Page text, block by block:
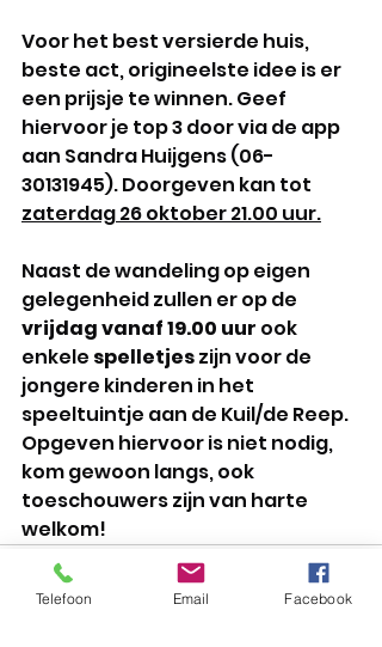
Voor het best versierde huis,
beste act, origineelste idee is er
een prijsje te winnen. Geef
hiervoor je top 3 door via de app
aan Sandra Huijgens (06-
30131945). Doorgeven kan tot
zaterdag 26 oktober 21.00 uur.
Naast de wandeling op eigen
gelegenheid zullen er op de
vrijdag vanaf 19.00 uur ook
enkele spelletjes zijn voor de
jongere kinderen in het
speeltuintje aan de Kuil/de Reep.
Opgeven hiervoor is niet nodig,
kom gewoon langs, ook
toeschouwers zijn van harte
welkom!
Telefoon Email Facebook